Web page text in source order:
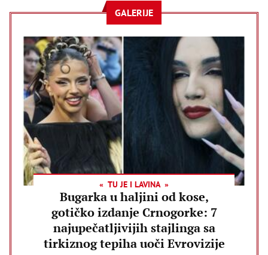
GALERIJE
TU JE I LAVINA
Bugarka u haljini od kose,
gotičko izdanje Crnogorke: 7
najupečatljivijih stajlinga sa
tirkiznog tepiha uoči Evrovizije